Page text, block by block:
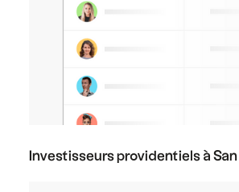
Investisseurs providentiels à